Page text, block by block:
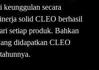
secara
solid CLEO berhasil
setiap produk. Bahkan
didapatkan CLEO